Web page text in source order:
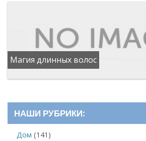
Магия длинных волос
НАШИ РУБРИКИ:
Дом (141)